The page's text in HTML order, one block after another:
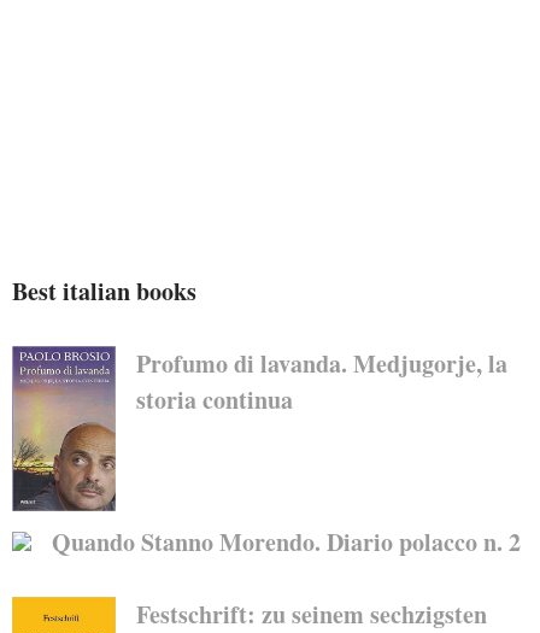
Best italian books
Profumo di lavanda. Medjugorje, la
storia continua
Quando Stanno Morendo. Diario polacco n. 2
Festschrift: zu seinem sechzigsten